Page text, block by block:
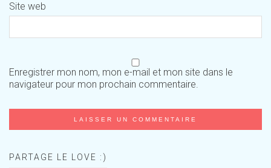
Site web
Enregistrer mon nom, mon e-mail et mon site dans le
navigateur pour mon prochain commentaire.
PARTAGE LE LOVE :)